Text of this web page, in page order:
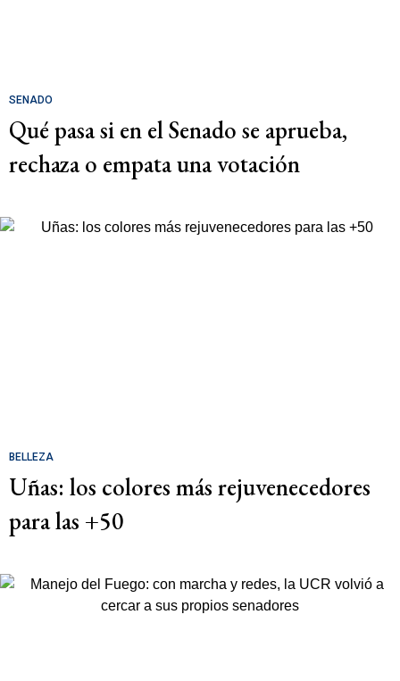
SENADO
Qué pasa si en el Senado se aprueba,
rechaza o empata una votación
BELLEZA
Uñas: los colores más rejuvenecedores
para las +50